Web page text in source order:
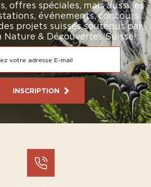
offres spéciales, mais aussi les
événements, concours…
projets suisses soutenus par
Nature & Découvertes Suisse!
INSCRIPTION